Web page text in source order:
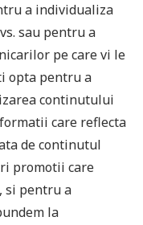
a individualiza
sau pentru a
pe care vi le
opta pentru a
continutului
care reflecta
de continutul
promotii care
si pentru a
la